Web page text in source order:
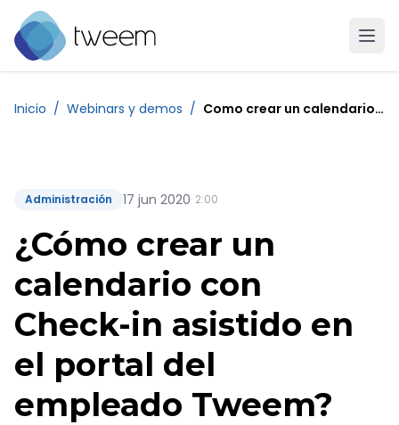
Ir a la página de inicio de Tweem
Inicio / Webinars y demos / Como crear un calendario con check in asistido en el portal del empleado tweem
Administración 17 jun 2020· 2:00
¿Cómo crear un
calendario con
Check-in asistido en
el portal del
empleado Tweem?